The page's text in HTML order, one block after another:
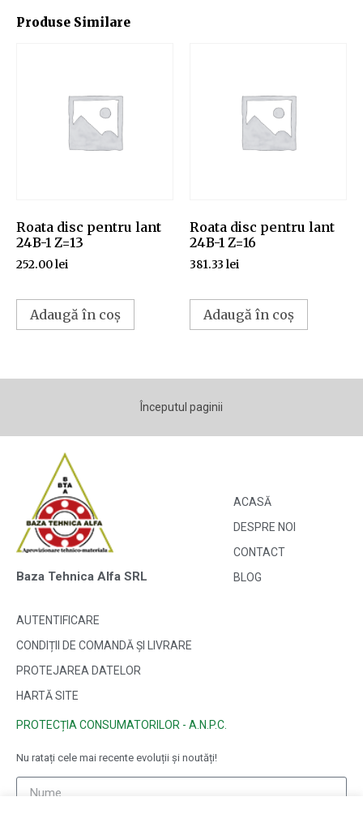
Produse Similare
Roata disc pentru lant
24B-1 Z=13
252.00lei
Adaugă în coș
Roata disc pentru lant
24B-1 Z=16
381.33 lei
Adaugă în coș
Începutul paginii
Baza Tehnica Alfa SRL
ACASĂ
DESPRE NOI
CONTACT
BLOG
AUTENTIFICARE
CONDIȚII DE COMANDĂ ȘI LIVRARE
PROTEJAREA DATELOR
HARTĂ SITE
PROTECȚIA CONSUMATORILOR - A.N.P.C.
Nu ratați cele mai recente evoluții și noutăți!